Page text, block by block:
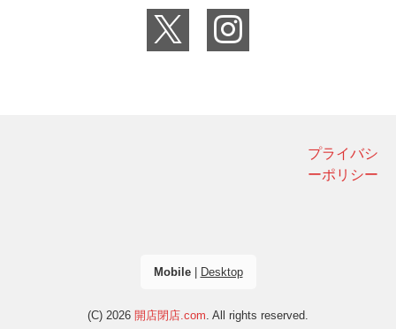
プライバシ
ーポリシー
Mobile| Desktop
(C) 2026 開店閉店.com. All rights reserved.